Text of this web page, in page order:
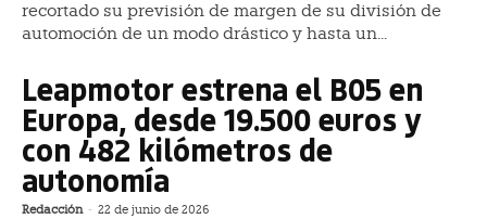
recortado su previsión de margen de su división de
automoción de un modo drástico y hasta un...
Leapmotor estrena el B05 en
Europa, desde 19.500 euros y
con 482 kilómetros de
autonomía
Redacción - 22 de junio de 2026